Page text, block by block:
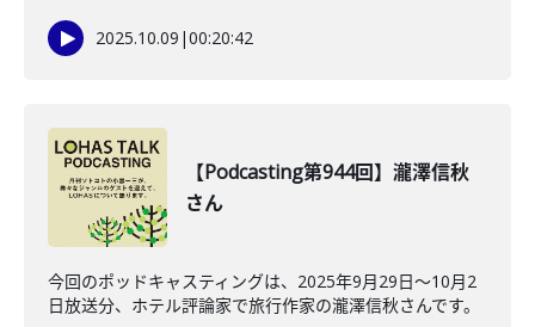
2025.10.09 |00:20:42
【Podcasting第944回】瀧澤信秋
さん
今回のポッドキャスティングは、2025年9月29日〜10月2
日放送分、ホテル評論家で旅行作家の瀧澤信秋さんです。